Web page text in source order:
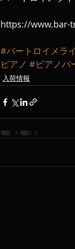
https://www.bar-
#バートロイメライ
ピアノ #ピアノバ
入荷情報